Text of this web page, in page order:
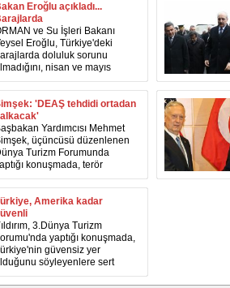
Eroğlu açıkladı...
ve Su İşleri Bakanı
Eroğlu, Türkiye'deki
doluluk sorunu
nisan ve mayıs
karlar eriyince su
daha da artacağını
'DEAŞ tehdidi ortadan
Yardımcısı Mehmet
üçüncüsü düzenlenen
Turizm Forumunda
konuşmada, terör
üzerinden
yaparak, “DEAŞ
bir terör örgütü. Bu
global bir koalisyon var,
Amerika kadar
3.Dünya Turizm
yaptığı konuşmada,
güvensiz yer
söyleyenlere sert
gösterdi.